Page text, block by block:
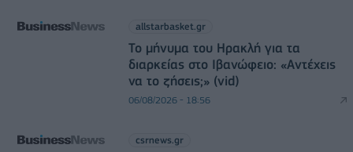
allstarbasket.gr
Το μήνυμα του Ηρακλή για τα
διαρκείας στο Ιβανώφειο: «Αντέχεις
να το ζήσεις;» (vid)
06/08/2026 - 18:56
csrnews.gr